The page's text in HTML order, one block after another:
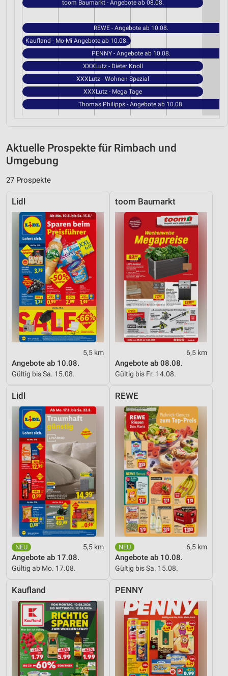
toom Baumarkt - Angebote ab 08.08.
REWE - Angebote ab 10.08.
Kaufland - Mo-Mi Angebote ab 10.08.
PENNY - Angebote ab 10.08.
XXXLutz - Dieter Knoll
XXXLutz - Wohnen Spezial
XXXLutz - Mega Tage
Thomas Philipps - Angebote ab 10.08.
Aktuelle Prospekte für Rimbach und
Umgebung
27 Prospekte
Lidl
5,5 km
Angebote ab 10.08.
Gültig bis Sa. 15.08.
toom Baumarkt
6,5 km
Angebote ab 08.08.
Gültig bis Fr. 14.08.
Lidl
5,5 km
Angebote ab 17.08.
Gültig ab Mo. 17.08.
REWE
6,5 km
Angebote ab 10.08.
Gültig bis Sa. 15.08.
Kaufland PENNY